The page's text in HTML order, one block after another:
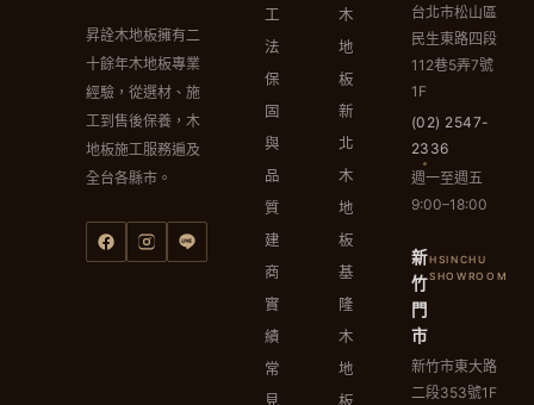
昇詮木地板擁有二
十餘年木地板專業
經驗，從選材、施
工到售後保養，木
地板施工服務遍及
全台各縣市。
工
法
保
固
與
品
質
建
商
實
績
常
見
木
地
板
新
北
木
地
板
基
隆
木
地
板
台北市松山區
民生東路四段
112巷5弄7號
1F
(02) 2547-
2336
週一至週五
9:00–18:00
新
竹
門
市
HSINCHU
SHOWROOM
新竹市東大路
二段353號1F